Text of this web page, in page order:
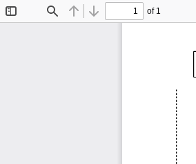
Find Previous
Next
of 1